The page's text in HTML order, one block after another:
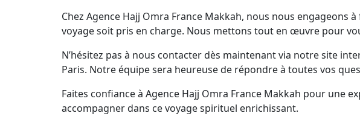
Chez Agence Hajj Omra France Makkah, nous nous
voyage soit pris en charge. Nous mettons tout en œuvre pour
N’hésitez pas à nous contacter dès maintenant via notre site
Paris. Notre équipe sera heureuse de répondre à toutes vos
Faites confiance à Agence Hajj Omra France Makkah pour une
accompagner dans ce voyage spirituel enrichissant.